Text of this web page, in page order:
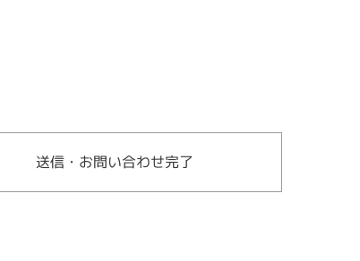
送信・お問い合わせ完了